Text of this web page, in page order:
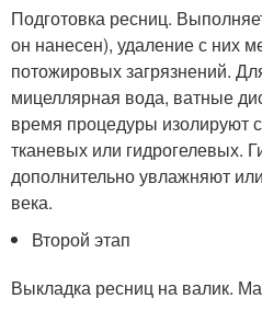
Подготовка ресниц.
он нанесен), удаление с них
потожировых загрязнений.
мицеллярная вода, ватные
время процедуры изолируют
тканевых или гидрогелевых.
дополнительно увлажняют
века.
Второй этап
Выкладка ресниц на валик.